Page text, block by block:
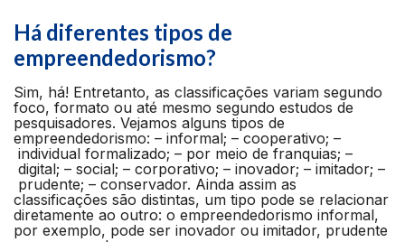
Há diferentes tipos de
empreendedorismo?
Sim, há! Entretanto, as classificações variam segundo
foco, formato ou até mesmo segundo estudos de
pesquisadores. Vejamos alguns tipos de
empreendedorismo: – informal; – cooperativo; –
individual formalizado; – por meio de franquias; –
digital; – social; – corporativo; – inovador; – imitador; –
prudente; – conservador. Ainda assim as
classificações são distintas, um tipo pode se relacionar
diretamente ao outro: o empreendedorismo informal,
por exemplo, pode ser inovador ou imitador, prudente